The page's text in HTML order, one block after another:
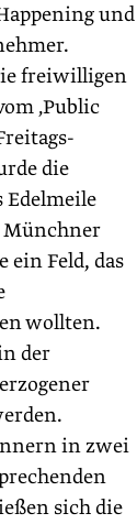
und
freiwilligen
‚Public
die
Edelmeile
Münchner
Feld, das
wollten.
der
in zwei
sich die